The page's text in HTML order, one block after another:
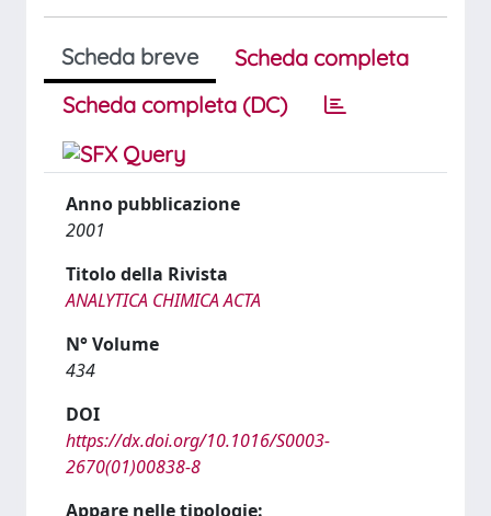
Scheda breve
Scheda completa
Scheda completa (DC)
Anno pubblicazione
2001
Titolo della Rivista
ANALYTICA CHIMICA ACTA
N° Volume
434
DOI
https://dx.doi.org/10.1016/S0003-
2670(01)00838-8
Appare nelle tipologie: